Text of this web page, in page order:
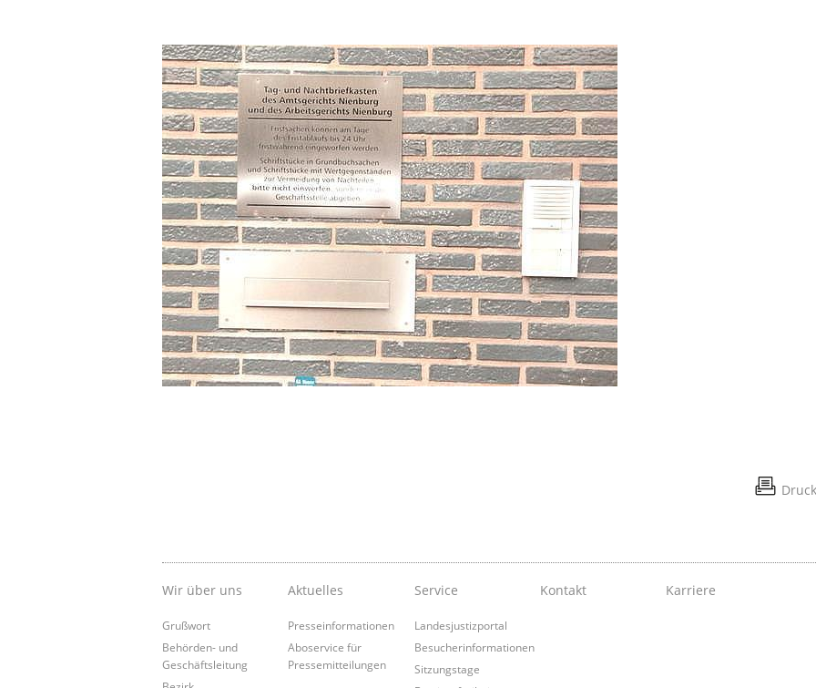
Wir über uns
Grußwort
Behörden- und
Geschäftsleitung
Aktuelles
Presseinformationen
Aboservice für
Pressemitteilungen
Service
Landesjustizportal
Besucherinformationen
Sitzungstage
Kontakt Karriere